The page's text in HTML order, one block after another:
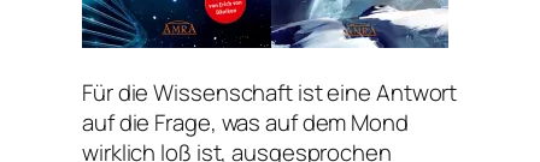
Für die Wissenschaft ist eine Antwort
auf die Frage, was auf dem Mond
wirklich loß ist, ausgesprochen